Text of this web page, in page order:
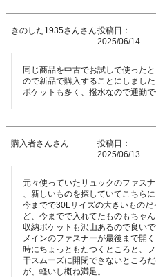
きのした1935さん
投稿日
2025/06/14
同じ商品を中古でお試しで使った
ので新品で購入することにしました
購入者さん
投稿日
2025/06/13
元々使っていたリュックのファス
、新しいものを探していてこちら
今までで30Lサイズの大きいもの
ど、今までで入れてたものもちゃん
収納ポケットも沢山あるので良いで
メインのファスナーが最後まで開
時にちょっともたつくところと、
干スムーズに開閉できないところ
が、軽いし概ね満足。